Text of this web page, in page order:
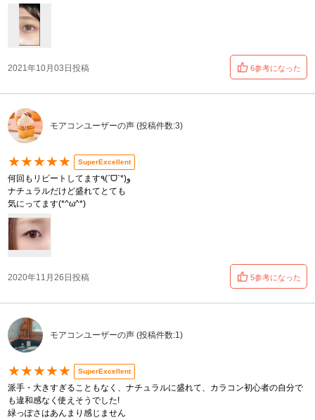
2021年10月03日投稿 6参考になった
モアコンユーザーの声 (投稿件数:3)
★★★★★ SuperExcellent
何回もリピートしてます٩(ˊᗜˋ*)و
ナチュラルだけど盛れてとても
気にってます(*^ω^*)
2020年11月26日投稿 5参考になった
モアコンユーザーの声 (投稿件数:1)
★★★★★ SuperExcellent
派手・大きすぎることもなく、ナチュラルに盛れて、カラコン初心者の自分で
も違和感なく使えそうでした!
緑っぽさはあんまり感じません